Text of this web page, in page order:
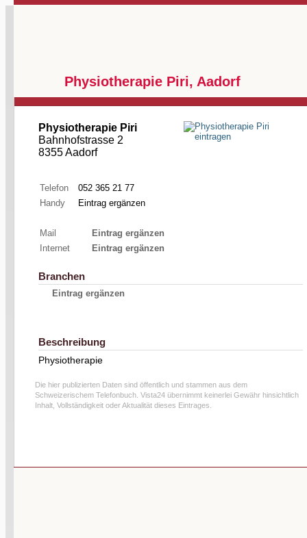
Physiotherapie Piri, Aadorf
Physiotherapie Piri
Bahnhofstrasse 2
8355 Aadorf
Telefon
052 365 21 77
Handy
Eintrag ergänzen
Mail
Eintrag ergänzen
Internet
Eintrag ergänzen
Branchen
Eintrag ergänzen
Beschreibung
Physiotherapie
Die hier publizierten Daten sind öffentlich und stammen aus dem
Schweizerischem Telefonbuch. Vista24 übernimmt keinerlei Gewähr hinsichtlich
Inhalt, Vollständigkeit oder Aktualität dieses Eintrages.